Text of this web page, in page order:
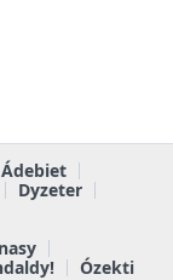
Ádebiet
Dyzeter
Ózekti